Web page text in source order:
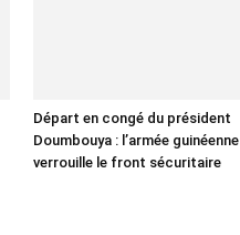
Départ en congé du président
Doumbouya : l’armée guinéenne
verrouille le front sécuritaire